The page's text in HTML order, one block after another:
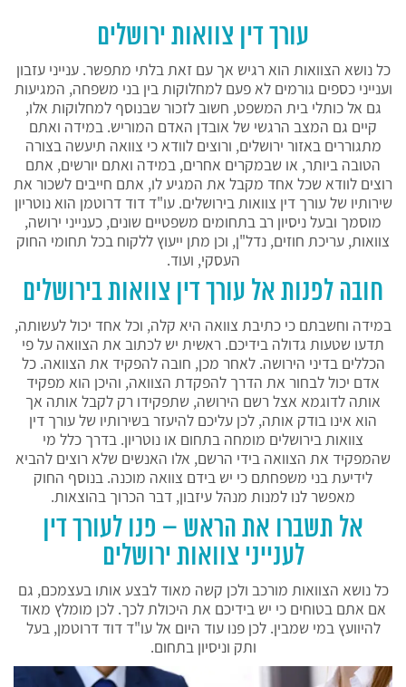
עורך דין צוואות ירושלים
כל נושא הצוואות הוא רגיש אך עם זאת בלתי מתפשר. ענייני עזבון
וענייני כספים גורמים לא פעם למחלוקות בין בני משפחה, המגיעות
גם אל כותלי בית המשפט, חשוב לזכור שבנוסף למחלוקות אלו,
קיים גם המצב הרגשי של אובדן האדם המוריש. במידה ואתם
מתגוררים באזור ירושלים, ורוצים לוודא כי צוואה תיעשה בצורה
הטובה ביותר, או שבמקרים אחרים, במידה ואתם יורשים, אתם
רוצים לוודא שכל אחד מקבל את המגיע לו, אתם חייבים לשכור את
שירותיו של עורך דין צוואות בירושלים. עו"ד דוד דרוטמן הוא נוטריון
מוסמך ובעל ניסיון רב בתחומים משפטיים שונים, כענייני ירושה,
צוואות, עריכת חוזים, נדל"ן, וכן מתן ייעוץ ללקוח בכל תחומי החוק
העסקי, ועוד.
חובה לפנות אל עורך דין צוואות בירושלים
במידה וחשבתם כי כתיבת צוואה היא קלה, וכל אחד יכול לעשותה,
תדעו שטעות גדולה בידיכם. ראשית יש לכתוב את הצוואה על פי
הכללים בדיני הירושה. לאחר מכן, חובה להפקיד את הצוואה. כל
אדם יכול לבחור את הדרך להפקדת הצוואה, והיכן הוא מפקיד
אותה לדוגמא אצל רשם הירושה, שתפקידו רק לקבל אותה אך
הוא אינו בודק אותה, לכן עליכם להיעזר בשירותיו של עורך דין
צוואות בירושלים מומחה בתחום או נוטריון. בדרך כלל מי
שהמפקיד את הצוואה בידי הרשם, אלו האנשים שלא רוצים להביא
לידיעת בני משפחתם כי יש בידם צוואה מוכנה. בנוסף החוק
מאפשר לנו למנות מנהל עיזבון, דבר הכרוך בהוצאות.
אל תשברו את הראש – פנו לעורך דין
לענייני צוואות ירושלים
כל נושא הצוואות מורכב ולכן קשה מאוד לבצע אותו בעצמכם, גם
אם אתם בטוחים כי יש בידיכם את היכולת לכך. לכן מומלץ מאוד
להיוועץ במי שמבין. לכן פנו עוד היום אל עו"ד דוד דרוטמן, בעל
ותק וניסיון בתחום.